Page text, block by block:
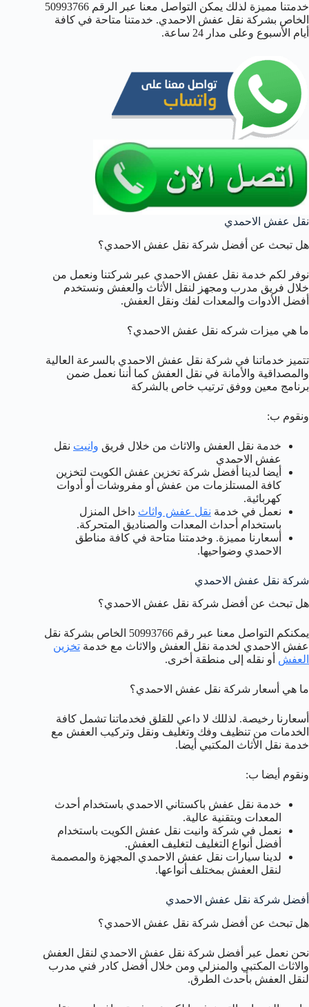
خدمتنا مميزة لذلك يمكن التواصل معنا عبر الرقم 50993766
الخاص بشركة نقل عفش الاحمدي. خدمتنا متاحة في كافة
أيام الأسبوع وعلى مدار 24 ساعة.
نقل عفش الاحمدي
هل تبحث عن أفضل شركة نقل عفش الاحمدي؟
نوفر لكم خدمة نقل عفش الاحمدي عبر شركتنا ونعمل من
خلال فريق مدرب ومجهز لنقل الأثاث والعفش ونستخدم
أفضل الأدوات والمعدات لفك ونقل العفش.
ما هي ميزات شركه نقل عفش الاحمدي؟
تتميز خدماتنا في شركة نقل عفش الاحمدي بالسرعة العالية
والمصداقية والأمانة في نقل العفش كما أننا نعمل ضمن
برنامج معين ووفق ترتيب خاص بالشركة
ونقوم ب:
خدمة نقل العفش والاثاث من خلال فريق وانيت نقل
عفش الاحمدي
أيضا لدينا أفضل شركة تخزين عفش الكويت لتخزين
كافة المستلزمات من عفش أو مفروشات أو أدوات
كهربائية.
نعمل في خدمة نقل عفش واثاث داخل المنزل
باستخدام أحداث المعدات والصناديق المتحركة.
أسعارنا مميزة. وخدمتنا متاحة في كافة مناطق
الاحمدي وضواحيها.
شركة نقل عفش الاحمدي
هل تبحث عن أفضل شركة نقل عفش الاحمدي؟
يمكنكم التواصل معنا عبر رقم 50993766 الخاص بشركة نقل
عفش الاحمدي لخدمة نقل العفش والاثاث مع خدمة تخزين
العفش أو نقله إلى منطقة أخرى.
ما هي أسعار شركة نقل عفش الاحمدي؟
أسعارنا رخيصة. لذللك لا داعي للقلق فخدماتنا تشمل كافة
الخدمات من تنظيف وفك وتغليف ونقل وتركيب العفش مع
خدمة نقل الأثاث المكتبي أيضا.
ونقوم أيضا ب:
خدمة نقل عفش باكستاني الاحمدي باستخدام أحدث
المعدات وبتقنية عالية.
نعمل في شركة وانيت نقل عفش الكويت باستخدام
أفضل أنواع التغليف لتغليف العفش.
لدينا سيارات نقل عفش الاحمدي المجهزة والمصممة
لنقل العفش بمختلف أنواعها.
أفضل شركة نقل عفش الاحمدي
هل تبحث عن أفضل شركة نقل عفش الاحمدي؟
نحن نعمل عبر أفضل شركة نقل عفش الاحمدي لنقل العفش
والاثاث المكتبي والمنزلي ومن خلال أفضل كادر فني مدرب
لنقل العفش بأحدث الطرق.